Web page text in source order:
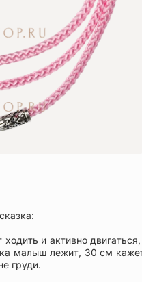
и активно
лежит, 30 см
груди.